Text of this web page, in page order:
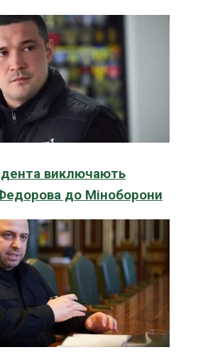
виключають
до Міноборони